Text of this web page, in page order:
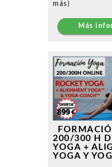
más)
Más
200/300 H
YOGA +
YOGA Y